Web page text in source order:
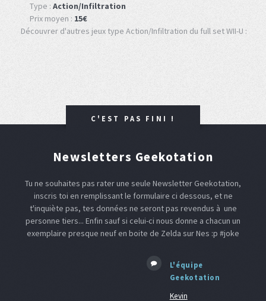
Type : Action/Infiltration
Prix moyen : 15€
Découvrer d'autres jeux type Action/Infiltration du full set WII-U :
C'EST PAS FINI !
Newsletters Geekotation
Tu ne souhaites pas rater une seule Newsletter Geekotation,
inscris toi en remplissant le formulaire ci dessous, et ne
t'inquiète pas, tes données ne seront pas revendus à une
personne tiers... Enfin sauf si celui-ci nous donne a chacun un
exemplaire presque neuf en boite de Zelda sur Nes :p #joke
L'équipe
Geekotation
Kevin